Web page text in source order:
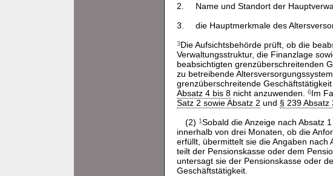
2.
Name und Standort der
3.
die Hauptmerkmale des
3Die Aufsichtsbehörde prüft, ob die
Verwaltungsstruktur, die Finanzlage
beabsichtigten grenzüberschreitenden
zu betreibende
grenzüberschreitende
Absatz 4 bis 8 nicht anzuwenden. 6Im
Satz 2 sowie Absatz 2 und § 239 Absatz
(2) 1Sobald die Anzeige nach Absatz
innerhalb von drei Monaten, ob die
erfüllt, übermittelt sie die Angaben
teilt der Pensionskasse oder dem
untersagt sie der Pensionskasse oder
Geschäftstätigkeit.